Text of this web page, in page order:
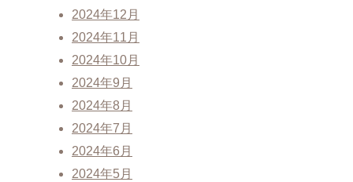
2024年12月
2024年11月
2024年10月
2024年9月
2024年8月
2024年7月
2024年6月
2024年5月